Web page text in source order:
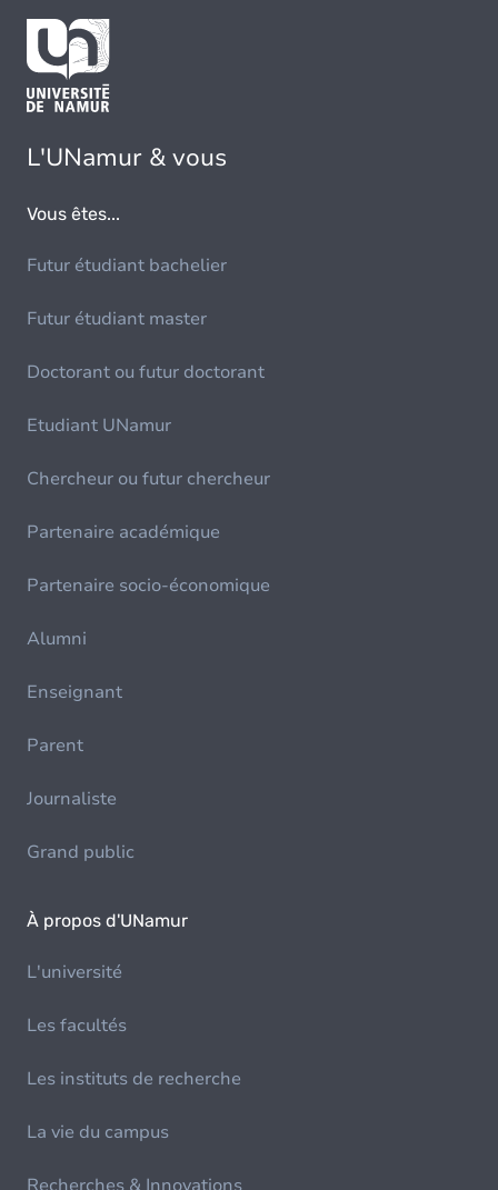
L'UNamur & vous
Vous êtes...
Futur étudiant bachelier
Futur étudiant master
Doctorant ou futur doctorant
Etudiant UNamur
Chercheur ou futur chercheur
Partenaire académique
Partenaire socio-économique
Alumni
Enseignant
Parent
Journaliste
Grand public
À propos d'UNamur
L'université
Les facultés
Les instituts de recherche
La vie du campus